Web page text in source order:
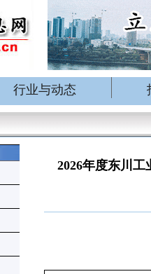
行业与动态
2026年度东川